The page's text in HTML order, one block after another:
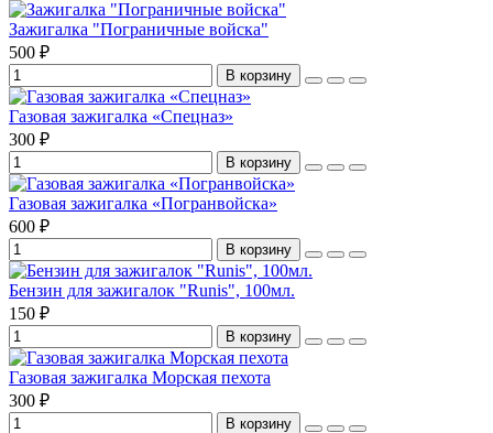
Зажигалка "Пограничные войска"
500 ₽
В корзину
Газовая зажигалка «Спецназ»
300 ₽
В корзину
Газовая зажигалка «Погранвойска»
600 ₽
В корзину
Бензин для зажигалок "Runis", 100мл.
150 ₽
В корзину
Газовая зажигалка Морская пехота
300 ₽
В корзину